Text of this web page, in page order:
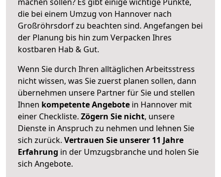
die bei einem Umzug von Hannover nach
Großröhrsdorf zu beachten sind. Angefangen bei
der Planung bis hin zum Verpacken Ihres
kostbaren Hab & Gut.
Wenn Sie durch Ihren alltäglichen Arbeitsstress
nicht wissen, was Sie zuerst planen sollen, dann
übernehmen unsere Partner für Sie und stellen
Ihnen kompetente Angebote in Hannover mit
einer Checkliste. Zögern Sie nicht, unsere
Dienste in Anspruch zu nehmen und lehnen Sie
sich zurück. Vertrauen Sie unserer 11 Jahre
Erfahrung in der Umzugsbranche und holen Sie
sich Angebote.